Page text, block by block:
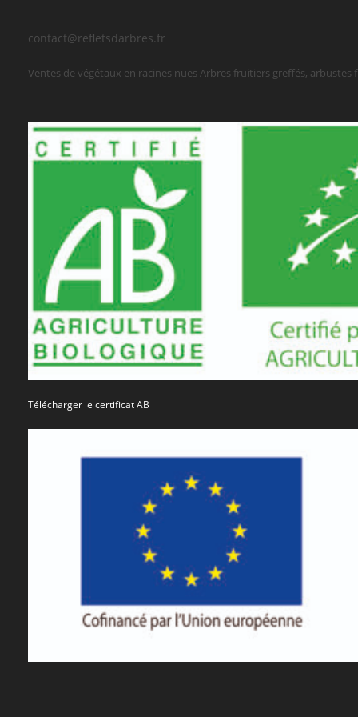
contact@refletsdarbres.fr
Ventes de végétaux en racines nues Arbres fruitiers greffés,
Télécharger le certificat AB